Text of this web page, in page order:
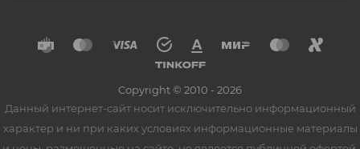
Copyright © 2010 - 2026
Данный интернет-сайт носит исключительно информационный
характер и ни при каких условиях информационные материалы